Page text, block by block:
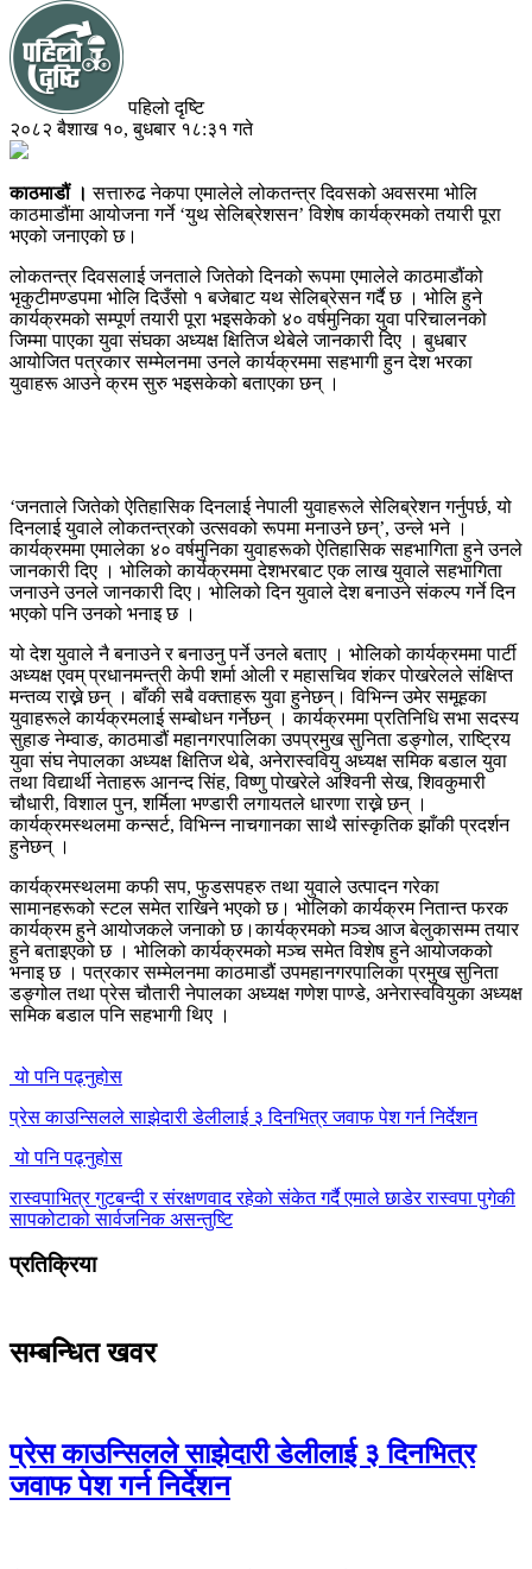
पहिलो दृष्टि
२०८२ बैशाख १०, बुधबार १८:३१ गते
काठमाडौं । सत्तारुढ नेकपा एमालेले लोकतन्त्र दिवसको अवसरमा भोलि
काठमाडौंमा आयोजना गर्ने ‘युथ सेलिब्रेशसन’ विशेष कार्यक्रमको तयारी पूरा
भएको जनाएको छ।
लोकतन्त्र दिवसलाई जनताले जितेको दिनको रूपमा एमालेले काठमाडौंको
भृकुटीमण्डपमा भोलि दिउँसो १ बजेबाट यथ सेलिब्रेसन गर्दै छ । भोलि हुने
कार्यक्रमको सम्पूर्ण तयारी पूरा भइसकेको ४० वर्षमुनिका युवा परिचालनको
जिम्मा पाएका युवा संघका अध्यक्ष क्षितिज थेबेले जानकारी दिए । बुधबार
आयोजित पत्रकार सम्मेलनमा उनले कार्यक्रममा सहभागी हुन देश भरका
युवाहरू आउने क्रम सुरु भइसकेको बताएका छन् ।
‘जनताले जितेको ऐतिहासिक दिनलाई नेपाली युवाहरूले सेलिब्रेशन गर्नुपर्छ, यो
दिनलाई युवाले लोकतन्त्रको उत्सवको रूपमा मनाउने छन्’, उन्ले भने ।
कार्यक्रममा एमालेका ४० वर्षमुनिका युवाहरूको ऐतिहासिक सहभागिता हुने उनले
जानकारी दिए । भोलिको कार्यक्रममा देशभरबाट एक लाख युवाले सहभागिता
जनाउने उनले जानकारी दिए। भोलिको दिन युवाले देश बनाउने संकल्प गर्ने दिन
भएको पनि उनको भनाइ छ ।
यो देश युवाले नै बनाउने र बनाउनु पर्ने उनले बताए । भोलिको कार्यक्रममा पार्टी
अध्यक्ष एवम् प्रधानमन्त्री केपी शर्मा ओली र महासचिव शंकर पोखरेलले संक्षिप्त
मन्तव्य राख्ने छन् । बाँकी सबै वक्ताहरू युवा हुनेछन्। विभिन्न उमेर समूहका
युवाहरूले कार्यक्रमलाई सम्बोधन गर्नेछन् । कार्यक्रममा प्रतिनिधि सभा सदस्य
सुहाङ नेम्वाङ, काठमाडौं महानगरपालिका उपप्रमुख सुनिता डङ्गोल, राष्ट्रिय
युवा संघ नेपालका अध्यक्ष क्षितिज थेबे, अनेरास्ववियु अध्यक्ष समिक बडाल युवा
तथा विद्यार्थी नेताहरू आनन्द सिंह, विष्णु पोखरेले अश्विनी सेख, शिवकुमारी
चौधारी, विशाल पुन, शर्मिला भण्डारी लगायतले धारणा राख्ने छन् ।
कार्यक्रमस्थलमा कन्सर्ट, विभिन्न नाचगानका साथै सांस्कृतिक झाँकी प्रदर्शन
हुनेछन् ।
कार्यक्रमस्थलमा कफी सप, फुडसपहरु तथा युवाले उत्पादन गरेका
सामानहरूको स्टल समेत राखिने भएको छ। भोलिको कार्यक्रम नितान्त फरक
कार्यक्रम हुने आयोजकले जनाको छ।कार्यक्रमको मञ्च आज बेलुकासम्म तयार
हुने बताइएको छ । भोलिको कार्यक्रमको मञ्च समेत विशेष हुने आयोजकको
भनाइ छ । पत्रकार सम्मेलनमा काठमाडौं उपमहानगरपालिका प्रमुख सुनिता
डङ्गोल तथा प्रेस चौतारी नेपालका अध्यक्ष गणेश पाण्डे, अनेरास्ववियुका अध्यक्ष
समिक बडाल पनि सहभागी थिए ।
यो पनि पढ्नुहोस
प्रेस काउन्सिलले साझेदारी डेलीलाई ३ दिनभित्र जवाफ पेश गर्न निर्देशन
यो पनि पढ्नुहोस
रास्वपाभित्र गुटबन्दी र संरक्षणवाद रहेको संकेत गर्दै एमाले छाडेर रास्वपा पुगेकी
सापकोटाको सार्वजनिक असन्तुष्टि
प्रतिक्रिया
सम्बन्धित खवर
प्रेस काउन्सिलले साझेदारी डेलीलाई ३ दिनभित्र
जवाफ पेश गर्न निर्देशन